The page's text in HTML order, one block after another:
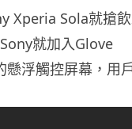
Xperia Sola就搶
就加入Glove
浮觸控屏幕，用